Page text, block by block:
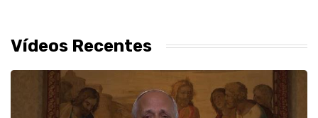
Vídeos Recentes